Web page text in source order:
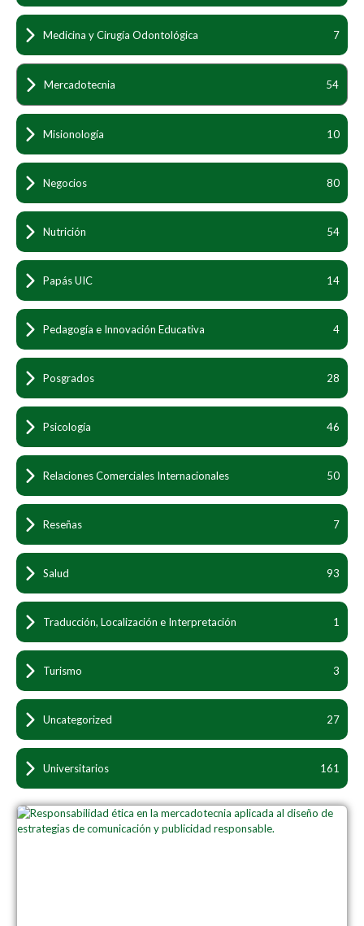
Medicina y Cirugía Odontológica 7
Mercadotecnia 54
Misionología 10
Negocios 80
Nutrición 54
Papás UIC 14
Pedagogía e Innovación Educativa 4
Posgrados 28
Psicología 46
Relaciones Comerciales Internacionales 50
Reseñas 7
Salud 93
Traducción, Localización e Interpretación 1
Turismo 3
Uncategorized 27
Universitarios 161